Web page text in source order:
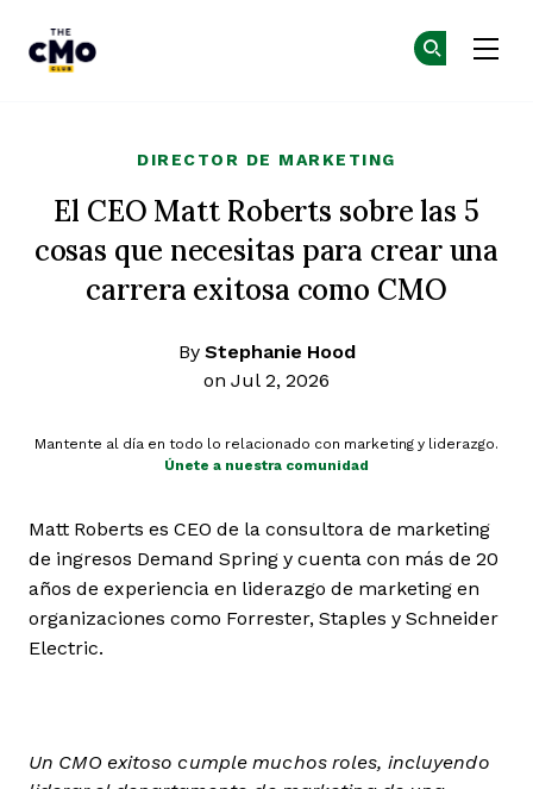
DIRECTOR DE MARKETING
El CEO Matt Roberts sobre las 5
cosas que necesitas para crear una
carrera exitosa como CMO
By Stephanie Hood
on Jul 2, 2026
Mantente al día en todo lo relacionado con marketing y liderazgo.
Únete a nuestra comunidad
Matt Roberts es CEO de la consultora de marketing
de ingresos Demand Spring y cuenta con más de 20
años de experiencia en liderazgo de marketing en
organizaciones como Forrester, Staples y Schneider
Electric.
Un CMO exitoso cumple muchos roles, incluyendo